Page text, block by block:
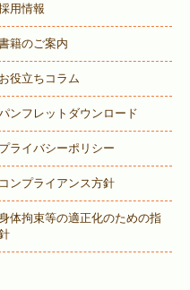
用情報
籍のご案内
お役立ちコラム
ンフレットダウンロード
プライバシーポリシー
コンプライアンス方針
体拘束等の適正化のための指